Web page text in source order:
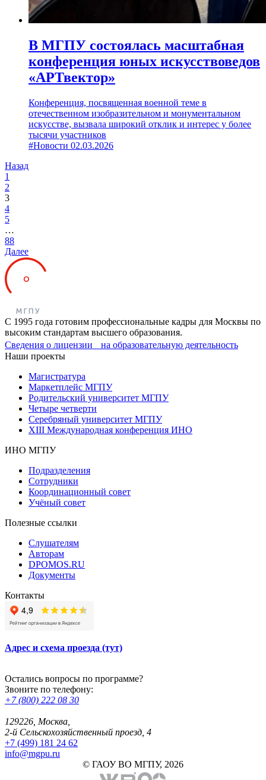
В МГПУ состоялась масштабная
конференция юных искусствоведов
«АРТвектор»
Конференция, посвященная военной теме в
отечественном изобразительном и монументальном
искусстве, вызвала широкий отклик и интерес у более
тысячи участников
#Новости 02.03.2026
Назад
1
2
3
4
5
…
88
Далее
С 1995 года готовим профессиональные кадры для Москвы по
высоким стандартам высшего образования.
Сведения о лицензии на образовательную деятельность
Наши проекты
Магистратура
Маркетплейс МГПУ
Родительский университет МГПУ
Четыре четверти
Серебряный университет МГПУ
XIII Международная конференция ИНО
ИНО МГПУ
Подразделения
Сотрудники
Координационный совет
Учёный совет
Полезные ссылки
Слушателям
Авторам
DPOMOS.RU
Документы
Контакты
Адрес и схема проезда (тут)
Остались вопросы по программе?
Звоните по телефону:
+7 (800) 222 08 30
129226, Москва,
2-й Сельскохозяйственный проезд, 4
+7 (499) 181 24 62
info@mgpu.ru
© ГАОУ ВО МГПУ, 2026